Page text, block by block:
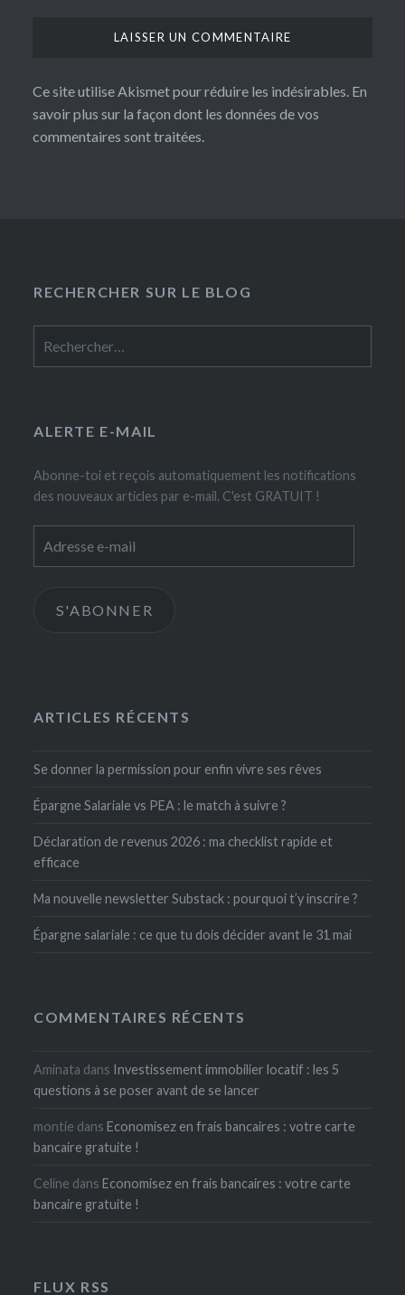
Ce site utilise Akismet pour réduire les indésirables. En
savoir plus sur la façon dont les données de vos
commentaires sont traitées.
RECHERCHER SUR LE BLOG
ALERTE E-MAIL
Abonne-toi et reçois automatiquement les notifications
des nouveaux articles par e-mail. C'est GRATUIT !
e-
S'ABONNER
ARTICLES RÉCENTS
Se donner la permission pour enfin vivre ses rêves
Épargne Salariale vs PEA : le match à suivre ?
Déclaration de revenus 2026 : ma checklist rapide et
efficace
Ma nouvelle newsletter Substack : pourquoi t’y inscrire ?
Épargne salariale : ce que tu dois décider avant le 31 mai
COMMENTAIRES RÉCENTS
Aminata dans Investissement immobilier locatif : les 5
questions à se poser avant de se lancer
montie dansEconomisez en frais bancaires : votre carte
bancaire gratuite !
Celine dansEconomisez en frais bancaires : votre carte
bancaire gratuite !
FLUX RSS